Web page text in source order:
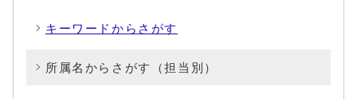
キーワードからさがす
所属名からさがす（担当別）